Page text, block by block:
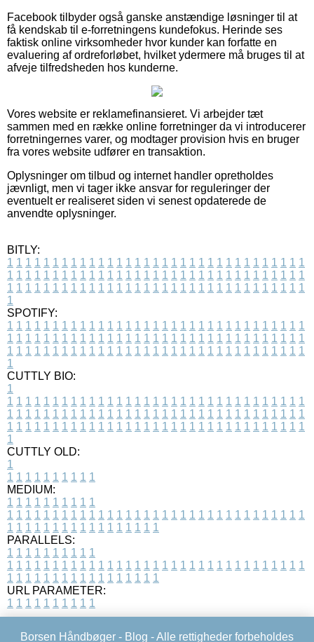
Facebook tilbyder også ganske anstændige løsninger til at
få kendskab til e-forretningens kundefokus. Herinde ses
faktisk online virksomheder hvor kunder kan forfatte en
evaluering af ordreforløbet, hvilket ydermere må bruges til at
afveje tilfredsheden hos kunderne.
Vores website er reklamefinansieret. Vi arbejder tæt
sammen med en række online forretninger da vi introducerer
forretningernes varer, og modtager provision hvis en bruger
fra vores website udfører en transaktion.
Oplysninger om tilbud og internet handler opretholdes
jævnligt, men vi tager ikke ansvar for reguleringer der
eventuelt er realiseret siden vi senest opdaterede de
anvendte oplysninger.
BITLY:
1 1 1 1 1 1 1 1 1 1 1 1 1 1 1 1 1 1 1 1 1 1 1 1 1 1 1 1 1 1 1 1 1
1 1 1 1 1 1 1 1 1 1 1 1 1 1 1 1 1 1 1 1 1 1 1 1 1 1 1 1 1 1 1 1 1
1 1 1 1 1 1 1 1 1 1 1 1 1 1 1 1 1 1 1 1 1 1 1 1 1 1 1 1 1 1 1 1 1
1
SPOTIFY:
1 1 1 1 1 1 1 1 1 1 1 1 1 1 1 1 1 1 1 1 1 1 1 1 1 1 1 1 1 1 1 1 1
1 1 1 1 1 1 1 1 1 1 1 1 1 1 1 1 1 1 1 1 1 1 1 1 1 1 1 1 1 1 1 1 1
1 1 1 1 1 1 1 1 1 1 1 1 1 1 1 1 1 1 1 1 1 1 1 1 1 1 1 1 1 1 1 1 1
1
CUTTLY BIO:
1
1 1 1 1 1 1 1 1 1 1 1 1 1 1 1 1 1 1 1 1 1 1 1 1 1 1 1 1 1 1 1 1 1
1 1 1 1 1 1 1 1 1 1 1 1 1 1 1 1 1 1 1 1 1 1 1 1 1 1 1 1 1 1 1 1 1
1 1 1 1 1 1 1 1 1 1 1 1 1 1 1 1 1 1 1 1 1 1 1 1 1 1 1 1 1 1 1 1 1
1
CUTTLY OLD:
1
1 1 1 1 1 1 1 1 1 1
MEDIUM:
1 1 1 1 1 1 1 1 1 1
1 1 1 1 1 1 1 1 1 1 1 1 1 1 1 1 1 1 1 1 1 1 1 1 1 1 1 1 1 1 1 1 1
1 1 1 1 1 1 1 1 1 1 1 1 1 1 1 1 1
PARALLELS:
1 1 1 1 1 1 1 1 1 1
1 1 1 1 1 1 1 1 1 1 1 1 1 1 1 1 1 1 1 1 1 1 1 1 1 1 1 1 1 1 1 1 1
1 1 1 1 1 1 1 1 1 1 1 1 1 1 1 1 1
URL PARAMETER:
1 1 1 1 1 1 1 1 1 1
Borsen Håndbøger - Blog - Alle rettigheder forbeholdes